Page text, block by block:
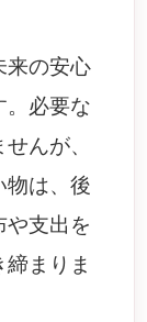
来の安心
。必要な
んが、
物は、後
や支出を
まりま